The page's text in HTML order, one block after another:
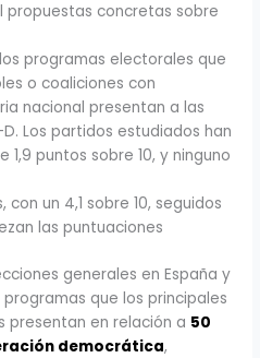
concretas sobre
programas electorales que
o coaliciones con
nacional presentan a las
Los partidos estudiados han
puntos sobre 10, y ninguno
con un 4,1 sobre 10, seguidos
las puntuaciones
generales en España y
que los principales
presentan en relación a 50
democrática,